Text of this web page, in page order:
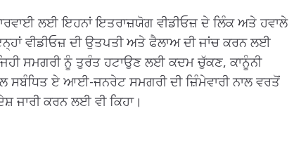
ਲਈ ਇਹਨਾਂ ਇਤਰਾਜ਼ਯੋਗ ਵੀਡੀਓਜ਼ ਦੇ ਲਿੰਕ ਅਤੇ ਹਵਾਲੇ
ਵੀਡੀਓਜ਼ ਦੀ ਉਤਪਤੀ ਅਤੇ ਫੈਲਾਅ ਦੀ ਜਾਂਚ ਕਰਨ ਲਈ
ਸਮਗਰੀ ਨੂੰ ਤੁਰੰਤ ਹਟਾਉਣ ਲਈ ਕਦਮ ਚੁੱਕਣ, ਕਾਨੂੰਨੀ
ਸਬੰਧਿਤ ਏ ਆਈ-ਜਨਰੇਟ ਸਮਗਰੀ ਦੀ ਜ਼ਿੰਮੇਵਾਰੀ ਨਾਲ ਵਰਤੋਂ
ਜਾਰੀ ਕਰਨ ਲਈ ਵੀ ਕਿਹਾ।